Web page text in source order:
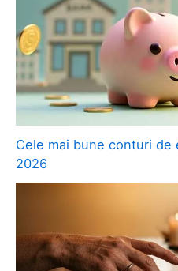
Cele mai bune conturi de
2026